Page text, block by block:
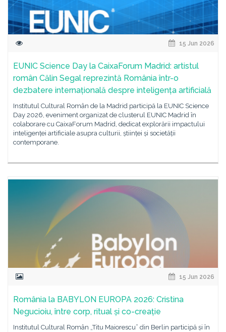
15 Jun 2026
EUNIC Science Day la CaixaForum Madrid: artistul
român Călin Segal reprezintă România într-o
dezbatere internațională despre inteligența artificială
Institutul Cultural Român de la Madrid participă la EUNIC Science
Day 2026, eveniment organizat de clusterul EUNIC Madrid în
colaborare cu CaixaForum Madrid, dedicat explorării impactului
inteligenței artificiale asupra culturii, științei și societății
contemporane.
15 Jun 2026
România la BABYLON EUROPA 2026: Cristina
Negucioiu, între corp, ritual și co-creație
Institutul Cultural Român „Titu Maiorescu” din Berlin participă și în